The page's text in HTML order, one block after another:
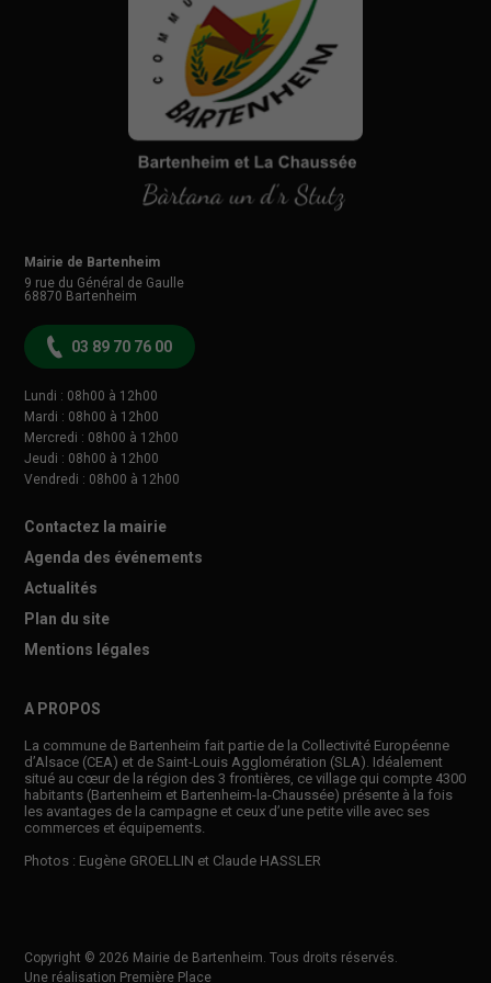
Mairie de Bartenheim
9 rue du Général de Gaulle
68870 Bartenheim
03 89 70 76 00
Lundi : 08h00 à 12h00
Mardi : 08h00 à 12h00
Mercredi : 08h00 à 12h00
Jeudi : 08h00 à 12h00
Vendredi : 08h00 à 12h00
Contactez la mairie
Agenda des événements
Actualités
Plan du site
Mentions légales
A PROPOS
La commune de Bartenheim fait partie de la Collectivité Européenne
d’Alsace (CEA) et de Saint-Louis Agglomération (SLA). Idéalement
situé au cœur de la région des 3 frontières, ce village qui compte 4300
habitants (Bartenheim et Bartenheim-la-Chaussée) présente à la fois
les avantages de la campagne et ceux d’une petite ville avec ses
commerces et équipements.
Photos : Eugène GROELLIN et Claude HASSLER
Copyright © 2026 Mairie de Bartenheim. Tous droits réservés.
Une réalisation Première Place